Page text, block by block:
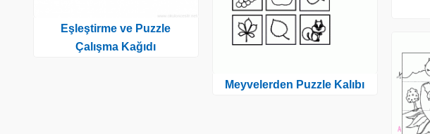
Eşleştirme ve Puzzle
Çalışma Kağıdı
Meyvelerden Puzzle Kalıbı